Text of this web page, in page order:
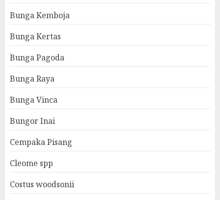
Bunga Kemboja
Bunga Kertas
Bunga Pagoda
Bunga Raya
Bunga Vinca
Bungor Inai
Cempaka Pisang
Cleome spp
Costus woodsonii